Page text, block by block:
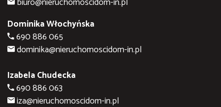
Dominika Włochyńska
690 886 065
dominika@nieruchomoscidom-in.pl
Izabela Chudecka
690 886 063
iza@nieruchomoscidom-in.pl